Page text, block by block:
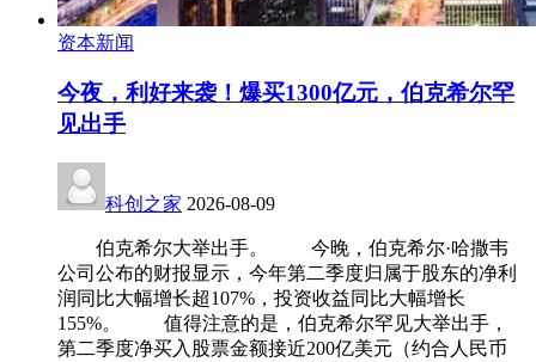
资本新闻
今夜，利好来袭！爆买1300亿元，伯克希尔罕
见出手
科创之家 2026-08-09
伯克希尔大举出手。 今晚，伯克希尔·哈撒韦
公司公布的财报显示，今年第二季度归属于股东的净利
润同比大幅增长超107%，投资收益同比大幅增长
155%。 值得注意的是，伯克希尔罕见大举出手，
第二季度净买入股票金额接近200亿美元（约合人民币